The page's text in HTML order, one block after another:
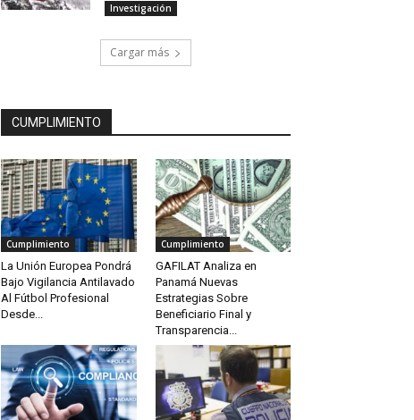
Investigación
Cargar más
CUMPLIMIENTO
Cumplimiento
La Unión Europea Pondrá
Bajo Vigilancia Antilavado
Al Fútbol Profesional
Desde...
Cumplimiento
GAFILAT Analiza en
Panamá Nuevas
Estrategias Sobre
Beneficiario Final y
Transparencia...